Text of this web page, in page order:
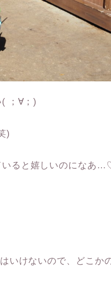
；∀；)
)
いると嬉しいのになあ
いけないので、どこか